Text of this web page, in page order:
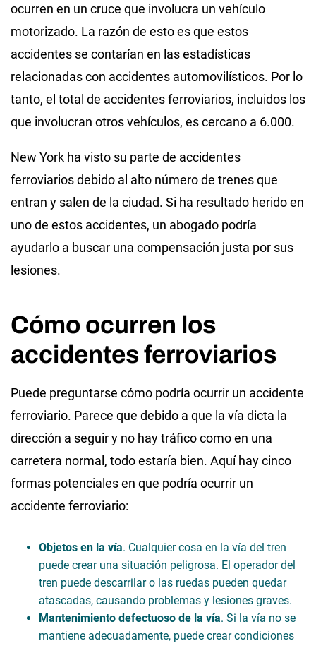
ocurren en un cruce que involucra un vehículo
motorizado. La razón de esto es que estos
accidentes se contarían en las estadísticas
relacionadas con accidentes automovilísticos. Por lo
tanto, el total de accidentes ferroviarios, incluidos los
que involucran otros vehículos, es cercano a 6.000.
New York ha visto su parte de accidentes
ferroviarios debido al alto número de trenes que
entran y salen de la ciudad. Si ha resultado herido en
uno de estos accidentes, un abogado podría
ayudarlo a buscar una compensación justa por sus
lesiones.
Cómo ocurren los
accidentes ferroviarios
Puede preguntarse cómo podría ocurrir un accidente
ferroviario. Parece que debido a que la vía dicta la
dirección a seguir y no hay tráfico como en una
carretera normal, todo estaría bien. Aquí hay cinco
formas potenciales en que podría ocurrir un
accidente ferroviario:
Objetos en la vía. Cualquier cosa en la vía del tren
puede crear una situación peligrosa. El operador del
tren puede descarrilar o las ruedas pueden quedar
atascadas, causando problemas y lesiones graves.
Mantenimiento defectuoso de la vía. Si la vía no se
mantiene adecuadamente, puede crear condiciones